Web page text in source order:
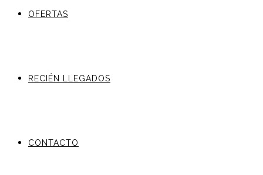
OFERTAS
RECIÉN LLEGADOS
CONTACTO